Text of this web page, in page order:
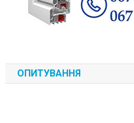
ОПИТУВАННЯ